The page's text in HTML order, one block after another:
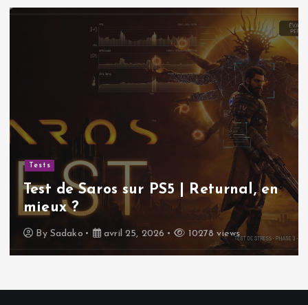
Tests
Test de Saros sur PS5 | Returnal, en
mieux ?
By Sadako avril 25, 2026 10278 views